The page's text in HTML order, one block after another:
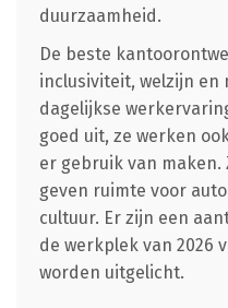
duurzaamheid.
De beste
inclusiviteit, welzijn en
dagelijkse
goed uit, ze werken
er gebruik van maken.
geven ruimte voor
cultuur. Er zijn een
de werkplek van 2026
worden uitgelicht.